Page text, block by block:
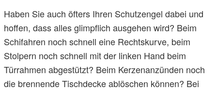
Haben Sie auch öfters Ihren Schutzengel dabei und
hoffen, dass alles glimpflich ausgehen wird? Beim
Schifahren noch schnell eine Rechtskurve, beim
Stolpern noch schnell mit der linken Hand beim
Türrahmen abgestützt? Beim Kerzenanzünden noch
die brennende Tischdecke ablöschen können? Bei